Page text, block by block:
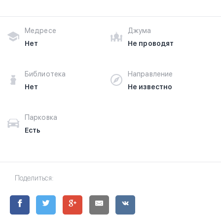
Медресе
Нет
Джума
Не проводят
Библиотека
Нет
Направление
Не известно
Парковка
Есть
Поделиться: